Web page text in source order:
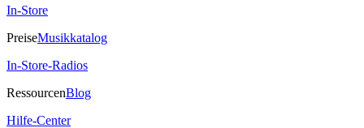
In-Store
PreiseMusikkatalog
In-Store-Radios
RessourcenBlog
Hilfe-Center